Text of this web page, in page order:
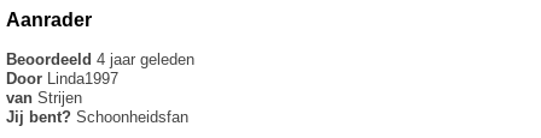
Aanrader
Beoordeeld 4 jaar geleden
Door Linda1997
van Strijen
Jij bent? Schoonheidsfan